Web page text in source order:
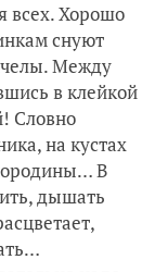
всех. Хорошо
снуют
Между
в клейкой
Словно
на кустах
В
дышать